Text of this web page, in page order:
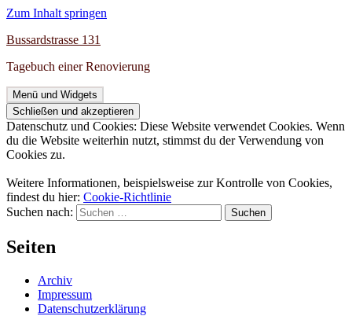
Zum Inhalt springen
Bussardstrasse 131
Tagebuch einer Renovierung
Menü und Widgets
Datenschutz und Cookies: Diese Website verwendet Cookies. Wenn
du die Website weiterhin nutzt, stimmst du der Verwendung von
Cookies zu.
Weitere Informationen, beispielsweise zur Kontrolle von Cookies,
findest du hier: Cookie-Richtlinie
Suchen nach:
Seiten
Archiv
Impressum
Datenschutzerklärung